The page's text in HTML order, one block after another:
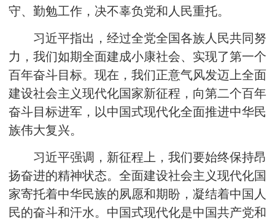
守、勤勉工作，决不辜负党和人民重托。
习近平指出，经过全党全国各族人民共同努
力，我们如期全面建成小康社会、实现了第一个
百年奋斗目标。现在，我们正意气风发迈上全面
建设社会主义现代化国家新征程，向第二个百年
奋斗目标进军，以中国式现代化全面推进中华民
族伟大复兴。
习近平强调，新征程上，我们要始终保持昂
扬奋进的精神状态。全面建设社会主义现代化国
家寄托着中华民族的夙愿和期盼，凝结着中国人
民的奋斗和汗水。中国式现代化是中国共产党和